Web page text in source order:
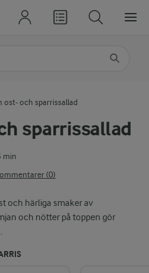
sparrissallad
min
(0)
och härliga smaker av
och nötter på toppen gör
ost- och sparrissallad